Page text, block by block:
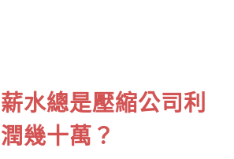
水總是壓縮公司利
潤幾十萬？